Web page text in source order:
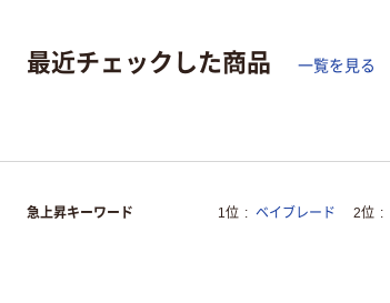
最近チェックした商品 一覧を見る
急上昇キーワード 1位 ベイブレード 2位